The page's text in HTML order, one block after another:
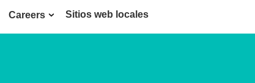
Careers Sitios web locales